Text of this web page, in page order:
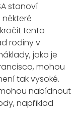
stanoví
tento
rodiny v
jako je
mohou
tak vysoké.
nabídnout
například